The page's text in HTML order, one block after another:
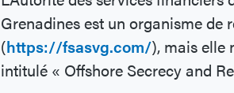
Grenadines est un organisme de
(https://fsasvg.com/), mais elle
intitulé « Offshore Secrecy and